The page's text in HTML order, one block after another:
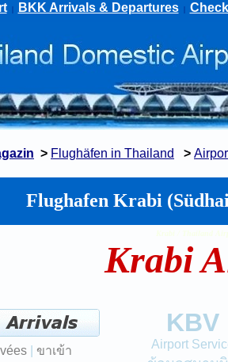
| BKK Arrivals & Departures|
> Flughäfen in Thailand >
Flughafen Krabi
Krabi / Thailand
Krabi
KBV
Airport
ขาเข้า